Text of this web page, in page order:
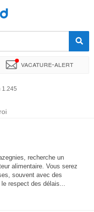
Vacature-alert
1.245
recherche un
alimentaire. Vous serez
souvent avec des
respect des délais...